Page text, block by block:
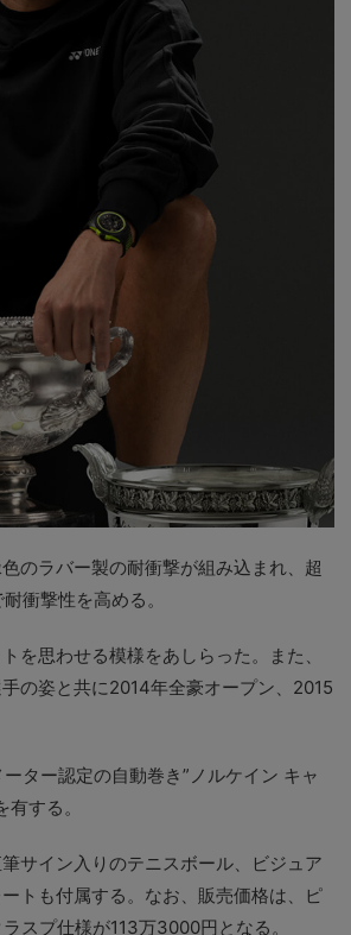
のラバー製の耐衝撃が組み込まれ、超
衝撃性を高める。
を思わせる模様をあしらった。また、
の姿と共に2014年全豪オープン、2015
ター認定の自動巻き”ノルケイン キャ
する。
サイン入りのテニスボール、ビジュア
トも付属する。なお、販売価格は、ピ
スプ仕様が113万3000円となる。